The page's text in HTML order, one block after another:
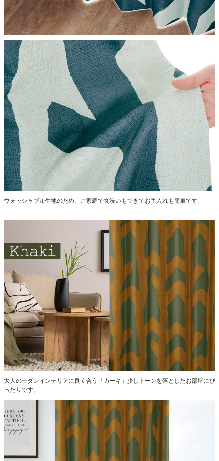
ウォッシャブル生地のため、ご家庭で丸洗いもできてお手入れも簡単です。
大人のモダンインテリアに良く合う「カーキ」少しトーンを落としたお部屋にぴ
ったりです。